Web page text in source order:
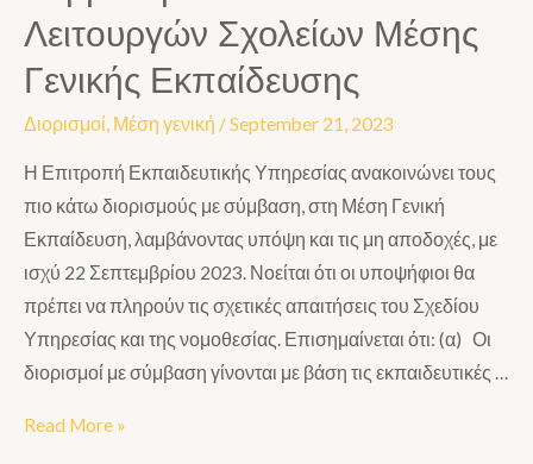
Λειτουργών Σχολείων Μέσης
Γενικής Εκπαίδευσης
Διορισμοί, Μέση γενική /September 21, 2023
Η Επιτροπή Εκπαιδευτικής Υπηρεσίας ανακοινώνει τους
πιο κάτω διορισμούς με σύμβαση, στη Μέση Γενική
Εκπαίδευση, λαμβάνοντας υπόψη και τις μη αποδοχές, με
ισχύ 22 Σεπτεμβρίου 2023. Νοείται ότι οι υποψήφιοι θα
πρέπει να πληρούν τις σχετικές απαιτήσεις του Σχεδίου
Υπηρεσίας και της νομοθεσίας. Επισημαίνεται ότι: (α) Οι
διορισμοί με σύμβαση γίνονται με βάση τις εκπαιδευτικές …
Read More »